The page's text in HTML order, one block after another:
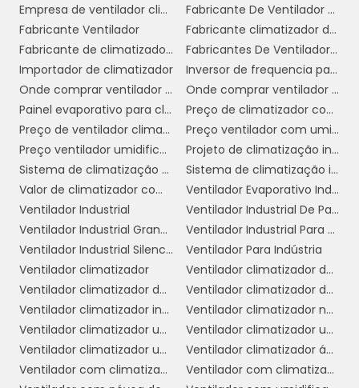
Com essas vantagens, os climatizadores
evaporativos comerciais se destacam como
uma solução eficaz para o controle de
temperatura em ambientes empresariais,
proporcionando conforto e economia. Ao
considerar a climatização do seu espaço, vale
a pena explorar as opções disponíveis e
avaliar como esses equipamentos podem
atender às suas necessidades específicas.
COMO ESCOLHER O
CLIMATIZADOR IDEAL PARA
SUA EMPRESA
A escolha do
climatizador ideal para sua
empresa é uma decisão importante que
pode impactar diretamente no conforto dos
colaboradores e na eficiência energética do
ambiente. Para ajudá-lo nesse processo, aqui
Empresa de ventilador climatizador industrial
Fabricante De Ventilador Climatizador Umidificador
Fabricante Ventilador
Fabricante climatizador de ar
Fabricante de climatizador industrial
Fabricantes De Ventiladores Industriais
Importador de climatizador
Inversor de frequencia para climatizador
Onde comprar ventilador climatizador
Onde comprar ventilador climatizador em sp
Painel evaporativo para climatizador
Preço de climatizador com névoa
Preço de ventilador climatizador industrial
Preço ventilador com umidificador
Preço ventilador umidificador climatizador
Projeto de climatização industrial
Sistema de climatização evaporativa
Sistema de climatização industrial
Valor de climatizador com névoa
Ventilador Evaporativo Industrial
Ventilador Industrial
Ventilador Industrial De Parede
Ventilador Industrial Grande
Ventilador Industrial Para Galpão
Ventilador Industrial Silencioso
Ventilador Para Indústria
Ventilador climatizador
Ventilador climatizador de ar
Ventilador climatizador de coluna
Ventilador climatizador de parede
Ventilador climatizador industrial
Ventilador climatizador nebulizador aspersor de água
Ventilador climatizador umidificador
Ventilador climatizador umidificador industrial
Ventilador climatizador umidificador parede industrial
Ventilador climatizador água
Ventilador com climatizador
Ventilador com climatizador de água